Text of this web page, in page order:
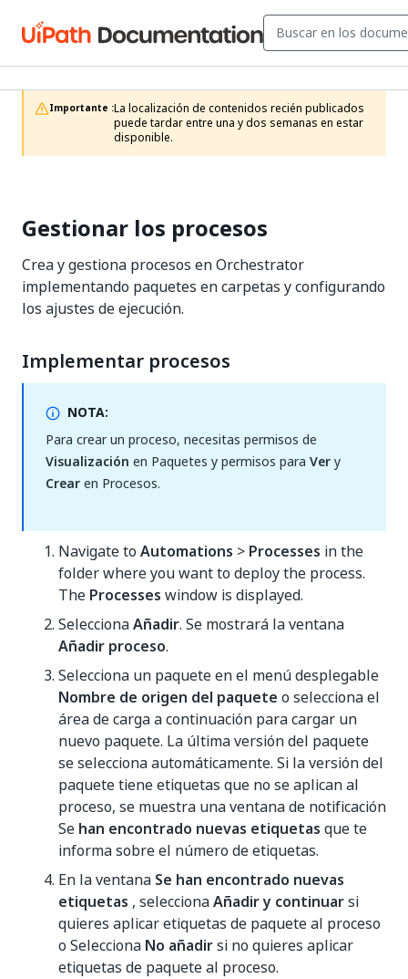
Importante :La localización de contenidos recién publicados
puede tardar entre una y dos semanas en estar
disponible.
Gestionar los procesos
Crea y gestiona procesos en Orchestrator
implementando paquetes en carpetas y configurando
los ajustes de ejecución.
Implementar procesos
NOTA:
Para crear un proceso, necesitas permisos de
Visualización en Paquetes y permisos para Very
Crearen Procesos.
Navigate to Automations > Processes in the
folder where you want to deploy the process.
The Processes window is displayed.
SeleccionaAñadir. Se mostrará la ventana
Añadir proceso.
Selecciona un paquete en el menú desplegable
Nombre de origen del paquete o selecciona el
área de carga a continuación para cargar un
nuevo paquete. La última versión del paquete
se selecciona automáticamente. Si la versión del
paquete tiene etiquetas que no se aplican al
proceso, se muestra una ventana de notificación
Se han encontrado nuevas etiquetas que te
informa sobre el número de etiquetas.
En la ventana Se han encontrado nuevas
etiquetas , seleccionaAñadir y continuarsi
quieres aplicar etiquetas de paquete al proceso
o Selecciona No añadirsi no quieres aplicar
etiquetas de paquete al proceso.